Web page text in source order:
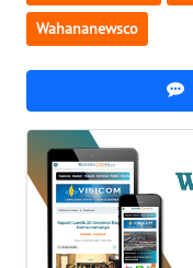
Wahananewsco
WN
WN
WN
SULTRA